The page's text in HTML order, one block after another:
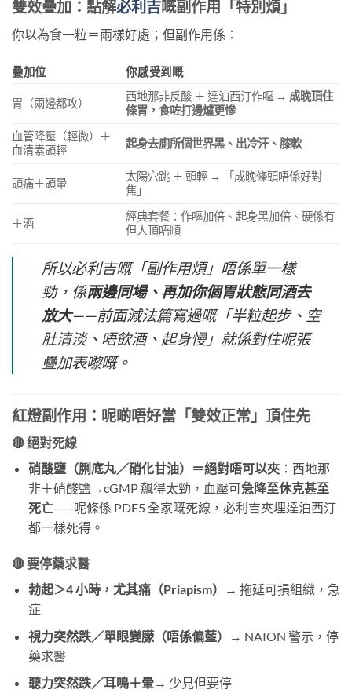
雙效疊加：點解必利吉嘅副作用「特別煩」
你以為食一粒＝兩樣好處；但副作用係：
疊加位 你感受到嘅
胃（兩邊都攻）
西地那非反酸 ＋ 達泊西汀作嘔 → 成晚頂住
條胃，食咗打邊爐更慘
血管降壓（輕微）＋
血清素頭輕
起身去廁所個世界黑、出冷汗、膝軟
頭痛＋頭暈
太陽穴跳 ＋ 頭輕 → 「成晚條頭唔係好對
焦」
＋酒
經典套餐：作嘔加倍、起身黑加倍、硬係有
但人頂唔順
所以必利吉嘅「副作用煩」唔係單一樣
勁，係兩邊同場、再加你個胃狀態同酒去
放大——前面減法篇寫過嘅「半粒起步、空
肚清淡、唔飲酒、起身慢」就係對住呢張
疊加表嚟嘅。
紅燈副作用：呢啲唔好當「雙效正常」頂住先
🔴 絕對死線
硝酸鹽（脷底丸／硝化甘油）＝絕對唔可以夾：西地那
非＋硝酸鹽→cGMP 飆得太勁，血壓可急降至休克甚至
死亡——呢條係 PDE5 全家嘅死線，必利吉夾埋達泊西汀
都一樣死得。
🔴 要停藥求醫
勃起＞4 小時，尤其痛（Priapism）
→ 拖延可損組織，急
症
視力突然跌／單眼變朦（唔係偏藍）
→ NAION 警示，停
藥求醫
聽力突然跌／耳鳴＋暈→ 少見但要停